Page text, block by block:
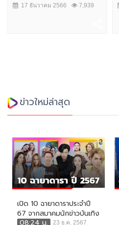
17 ธันวาคม 2566 7,939
ข่าวใหม่ล่าสุด
เปิด 10 ฉายาดาราประจำปี
67 จากสมาคมนักข่าวบันเทิง
08:24 น.
23 ธ.ค. 2567